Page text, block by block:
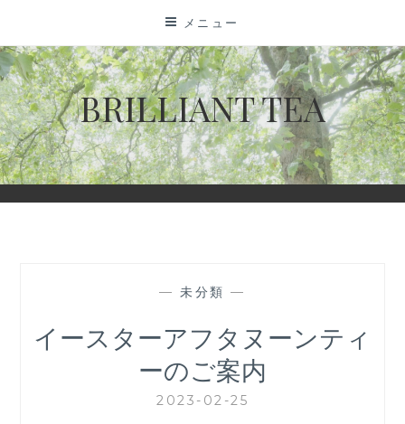
テ
ン
ツ
に
ス
キ
ッ
メニュー
BRILLIANT TEA
—未分類 —
イースターアフタヌーンティ
ーのご案内
2023-02-25